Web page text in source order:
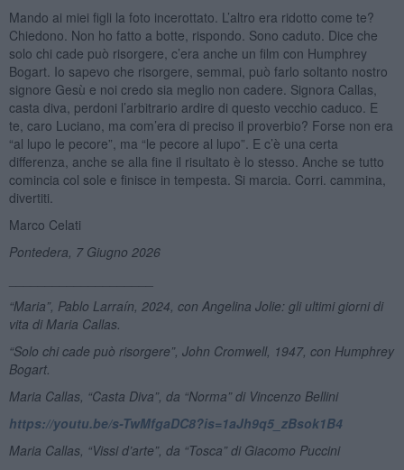
Mando ai miei figli la foto incerottato. L’altro era ridotto come te?
Chiedono. Non ho fatto a botte, rispondo. Sono caduto. Dice che
solo chi cade può risorgere, c’era anche un film con Humphrey
Bogart. Io sapevo che risorgere, semmai, può farlo soltanto nostro
signore Gesù e noi credo sia meglio non cadere. Signora Callas,
casta diva, perdoni l’arbitrario ardire di questo vecchio caduco. E
te, caro Luciano, ma com’era di preciso il proverbio? Forse non era
“al lupo le pecore”, ma “le pecore al lupo”. E c’è una certa
differenza, anche se alla fine il risultato è lo stesso. Anche se tutto
comincia col sole e finisce in tempesta. Si marcia. Corri. cammina,
divertiti.
Marco Celati
Pontedera, 7 Giugno 2026
“Maria”, Pablo Larraín, 2024, con Angelina Jolie: gli ultimi giorni di
vita di Maria Callas.
“Solo chi cade può risorgere”, John Cromwell, 1947, con Humphrey
Bogart.
Maria Callas, “Casta Diva”, da “Norma” di Vincenzo Bellini
https://youtu.be/s-TwMfgaDC8?is=1aJh9q5_zBsok1B4
Maria Callas, “Vissi d’arte”, da “Tosca” di Giacomo Puccini